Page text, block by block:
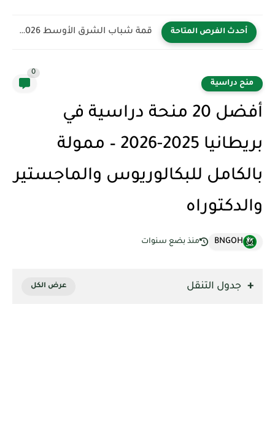
أحدث الفرص المتاحة قمة شباب الشرق الأوسط YBB 2026 في المملكة العربية السعودية...
منح دراسية
0
أفضل 20 منحة دراسية في
بريطانيا 2025-2026 – ممولة
بالكامل للبكالوريوس والماجستير
والدكتوراه
BNGOH منذ بضع سنوات
جدول التنقل